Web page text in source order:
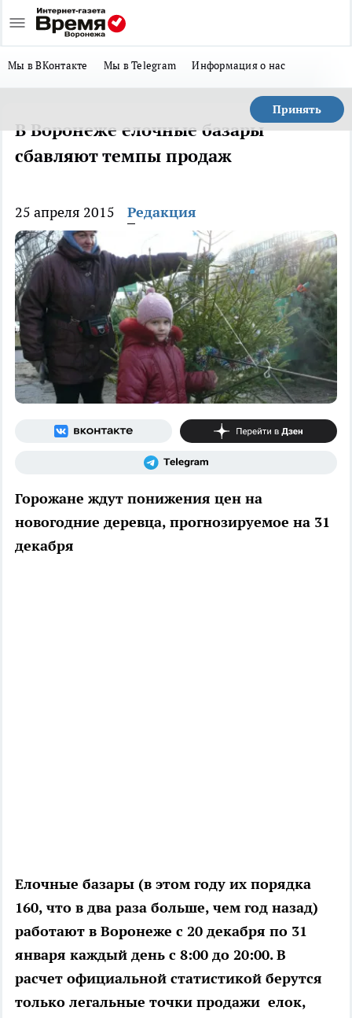
Мы в ВКонтакте Мы в Telegram Информация о нас
Принять
В Воронеже елочные базары
сбавляют темпы продаж
25 апреля 2015 Редакция
Горожане ждут понижения цен на
новогодние деревца, прогнозируемое на 31
декабря
Елочные базары (в этом году их порядка
160, что в два раза больше, чем год назад)
работают в Воронеже с 20 декабря по 31
января каждый день с 8:00 до 20:00. В
расчет официальной статистикой берутся
только легальные точки продажи елок,